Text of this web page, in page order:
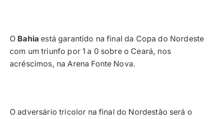
O Bahia está garantido na final da Copa do Nordeste
com um triunfo por 1 a 0 sobre o Ceará, nos
acréscimos, na Arena Fonte Nova.
O adversário tricolor na final do Nordestão será o